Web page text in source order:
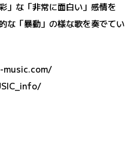
」な「非常に面白い」感情を
な「暴動」の様な歌を奏でてい